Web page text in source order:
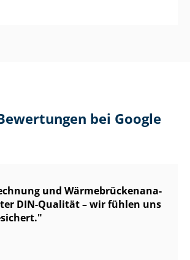
bei Google
und Wär­me­brü­cken­ana­
DIN-Qualität – wir fühlen uns